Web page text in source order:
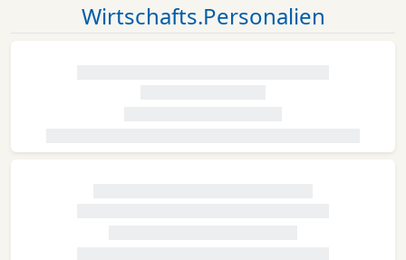
Wirtschafts.Personalien